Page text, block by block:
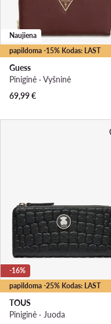
papildoma -15% Kodas: LAST
Naujiena
Guess
Piniginė · Vyšninė
69,99€
papildoma -25% Kodas: LAST
-16%
TOUS
Piniginė · Juoda